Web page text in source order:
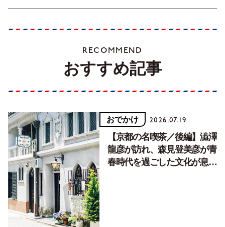
RECOMMEND
おすすめ記事
おでかけ 2026.07.19
【京都の名喫茶／後編】澁澤
龍彦が訪れ、森見登美彦が青
春時代を過ごした文化が息づ